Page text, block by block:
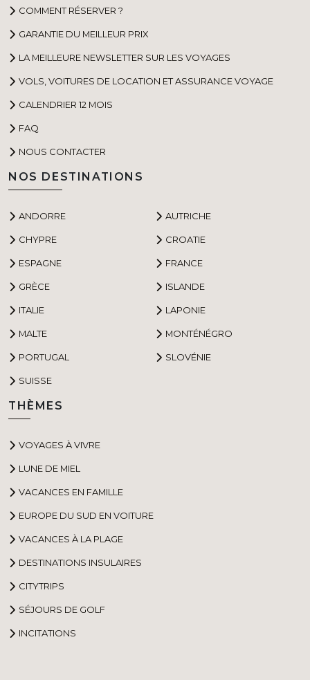
COMMENT RÉSERVER ?
GARANTIE DU MEILLEUR PRIX
LA MEILLEURE NEWSLETTER SUR LES VOYAGES
VOLS, VOITURES DE LOCATION ET ASSURANCE VOYAGE
CALENDRIER 12 MOIS
FAQ
NOUS CONTACTER
NOS DESTINATIONS
ANDORRE AUTRICHE
CHYPRE CROATIE
ESPAGNE FRANCE
GRÈCE ISLANDE
ITALIE LAPONIE
MALTE MONTÉNÉGRO
PORTUGAL SLOVÉNIE
SUISSE
THÈMES
VOYAGES À VIVRE
LUNE DE MIEL
VACANCES EN FAMILLE
EUROPE DU SUD EN VOITURE
VACANCES À LA PLAGE
DESTINATIONS INSULAIRES
CITYTRIPS
SÉJOURS DE GOLF
INCITATIONS